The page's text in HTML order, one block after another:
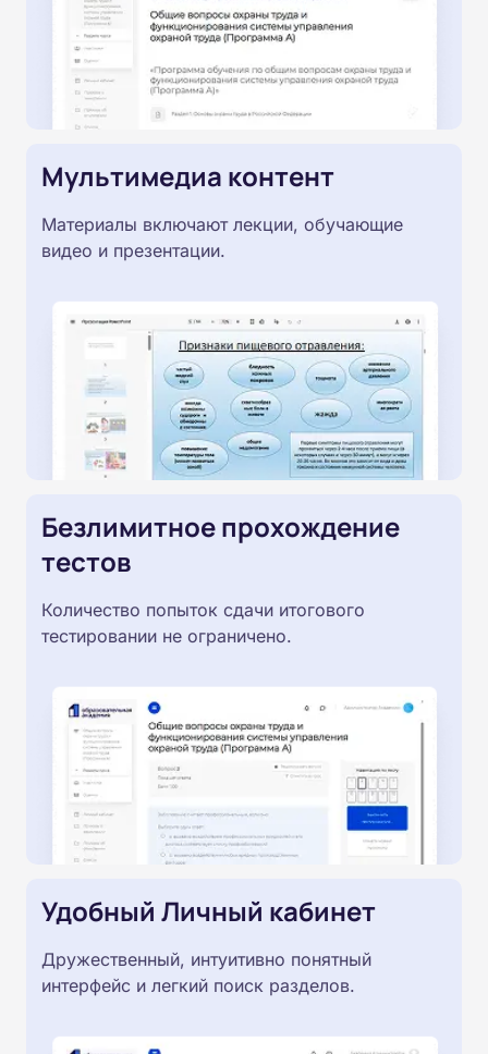
Мультимедиа контент
Материалы включают лекции, обучающие
видео и презентации.
Безлимитное прохождение
тестов
Количество попыток сдачи итогового
тестировании не ограничено.
Удобный Личный кабинет
Дружественный, интуитивно понятный
интерфейс и легкий поиск разделов.